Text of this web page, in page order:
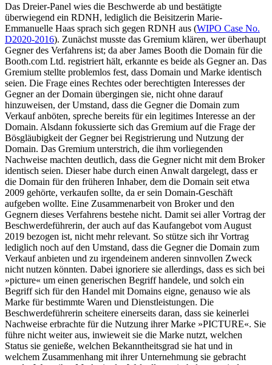
Das Dreier-Panel wies die Beschwerde ab und bestätigte
überwiegend ein RDNH, lediglich die Beisitzerin Marie-
Emmanuelle Haas sprach sich gegen RDNH aus (WIPO Case No.
D2020-2016). Zunächst musste das Gremium klären, wer überhaupt
Gegner des Verfahrens ist; da aber James Booth die Domain für die
Booth.com Ltd. registriert hält, erkannte es beide als Gegner an. Das
Gremium stellte problemlos fest, dass Domain und Marke identisch
seien. Die Frage eines Rechtes oder berechtigten Interesses der
Gegner an der Domain übergingen sie, nicht ohne darauf
hinzuweisen, der Umstand, dass die Gegner die Domain zum
Verkauf anböten, spreche bereits für ein legitimes Interesse an der
Domain. Alsdann fokussierte sich das Gremium auf die Frage der
Bösgläubigkeit der Gegner bei Registrierung und Nutzung der
Domain. Das Gremium unterstrich, die ihm vorliegenden
Nachweise machten deutlich, dass die Gegner nicht mit dem Broker
identisch seien. Dieser habe durch einen Anwalt dargelegt, dass er
die Domain für den früheren Inhaber, dem die Domain seit etwa
2009 gehörte, verkaufen sollte, da er sein Domain-Geschäft
aufgeben wollte. Eine Zusammenarbeit von Broker und den
Gegnern dieses Verfahrens bestehe nicht. Damit sei aller Vortrag der
Beschwerdeführerin, der auch auf das Kaufangebot vom August
2019 bezogen ist, nicht mehr relevant. So stütze sich ihr Vortrag
lediglich noch auf den Umstand, dass die Gegner die Domain zum
Verkauf anbieten und zu irgendeinem anderen sinnvollen Zweck
nicht nutzen könnten. Dabei ignoriere sie allerdings, dass es sich bei
»picture« um einen generischen Begriff handele, und solch ein
Begriff sich für den Handel mit Domains eigne, genauso wie als
Marke für bestimmte Waren und Dienstleistungen. Die
Beschwerdeführerin scheitere einerseits daran, dass sie keinerlei
Nachweise erbrachte für die Nutzung ihrer Marke »PICTURE«. Sie
führe nicht weiter aus, inwieweit sie die Marke nutzt, welchen
Status sie genieße, welchen Bekanntheitsgrad sie hat und in
welchem Zusammenhang mit ihrer Unternehmung sie gebracht